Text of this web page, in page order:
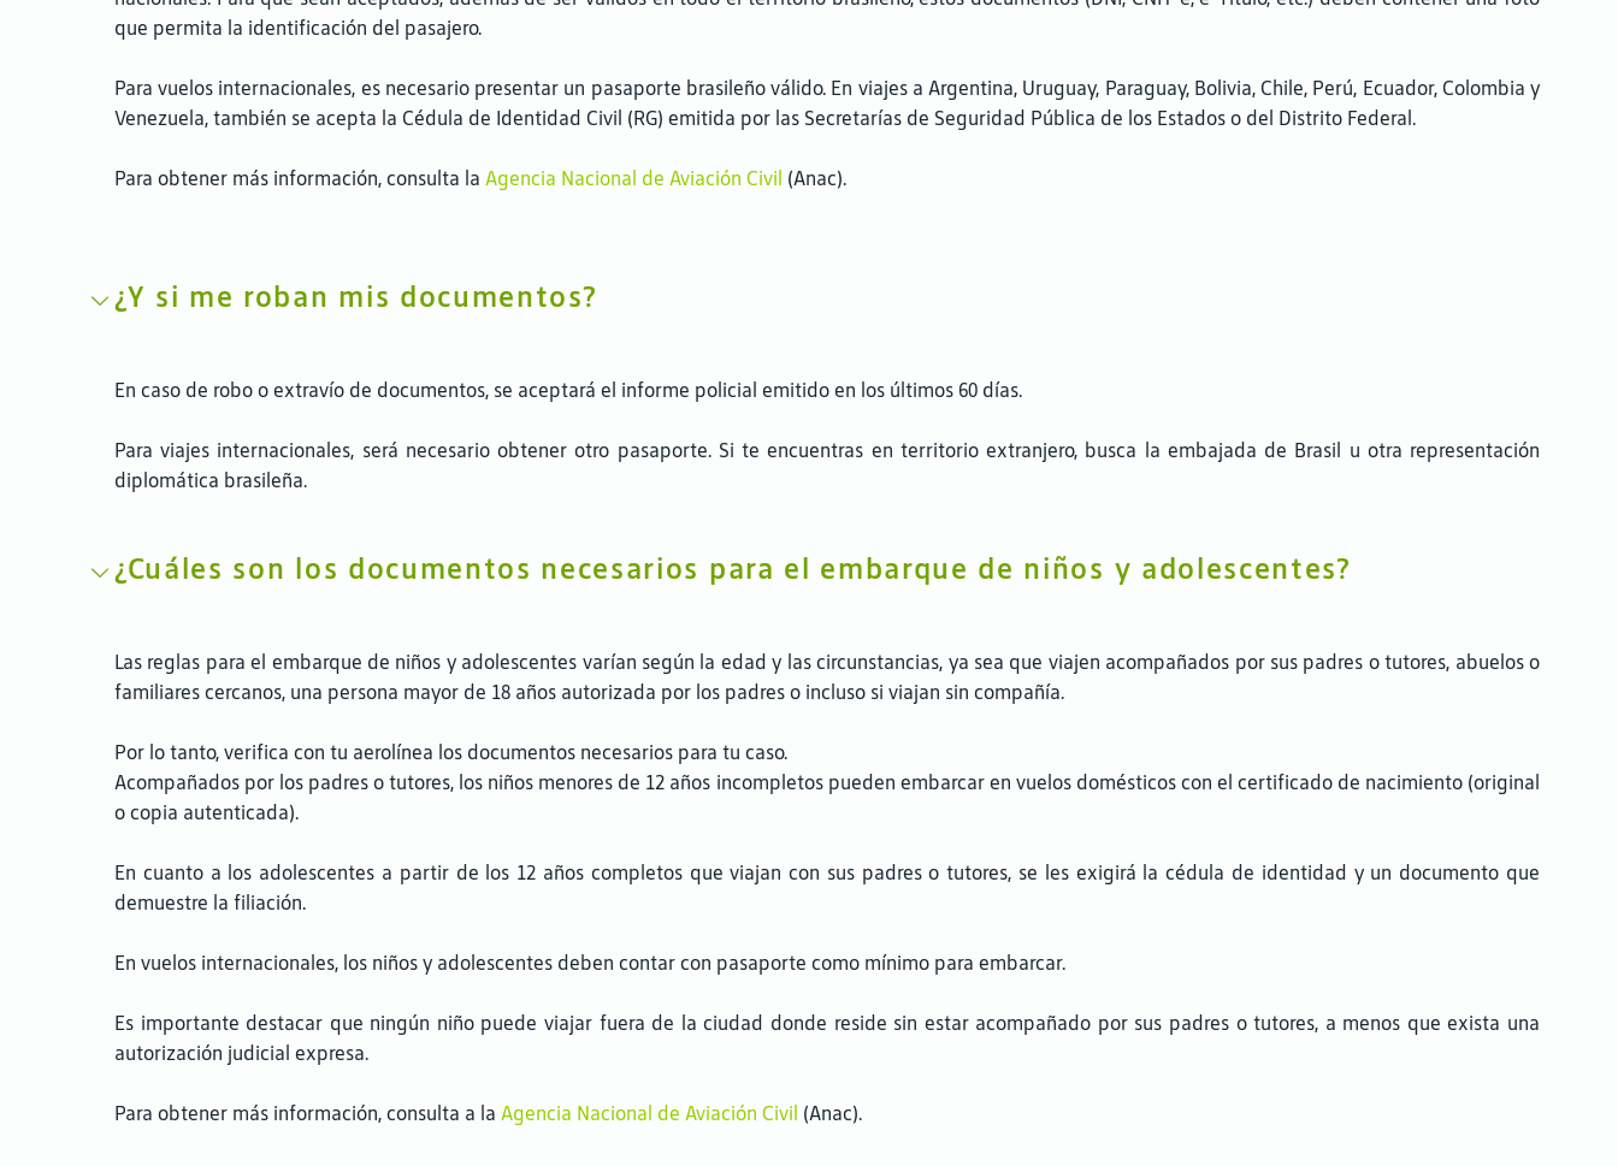
que permita la identificación del pasajero.
Para vuelos internacionales, es necesario presentar un pasaporte brasileño válido. En viajes a Argentina, Uruguay, Paraguay, Bolivia, Chile, Perú, Ecuador, Colombia y
Venezuela, también se acepta la Cédula de Identidad Civil (RG) emitida por las Secretarías de Seguridad Pública de los Estados o del Distrito Federal.
Para obtener más información, consulta la Agencia Nacional de Aviación Civil (Anac).
¿Y si me roban mis documentos?
En caso de robo o extravío de documentos, se aceptará el informe policial emitido en los últimos 60 días.
Para viajes internacionales, será necesario obtener otro pasaporte. Si te encuentras en territorio extranjero, busca la embajada de Brasil u otra representación
diplomática brasileña.
¿Cuáles son los documentos necesarios para el embarque de niños y adolescentes?
Las reglas para el embarque de niños y adolescentes varían según la edad y las circunstancias, ya sea que viajen acompañados por sus padres o tutores, abuelos o
familiares cercanos, una persona mayor de 18 años autorizada por los padres o incluso si viajan sin compañía.
Por lo tanto, verifica con tu aerolínea los documentos necesarios para tu caso.
Acompañados por los padres o tutores, los niños menores de 12 años incompletos pueden embarcar en vuelos domésticos con el certificado de nacimiento (original
o copia autenticada).
En cuanto a los adolescentes a partir de los 12 años completos que viajan con sus padres o tutores, se les exigirá la cédula de identidad y un documento que
demuestre la filiación.
En vuelos internacionales, los niños y adolescentes deben contar con pasaporte como mínimo para embarcar.
Es importante destacar que ningún niño puede viajar fuera de la ciudad donde reside sin estar acompañado por sus padres o tutores, a menos que exista una
autorización judicial expresa.
Para obtener más información, consulta a la Agencia Nacional de Aviación Civil (Anac).